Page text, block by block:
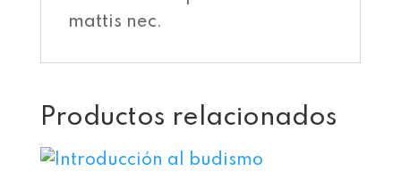
mattis nec.
Productos relacionados